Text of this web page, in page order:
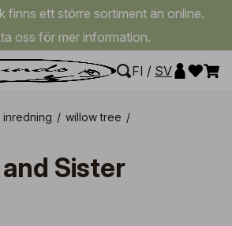
finns ett större sortiment än online.
oss för mer information.
FI / SV
inredning / willow tree /
and Sister